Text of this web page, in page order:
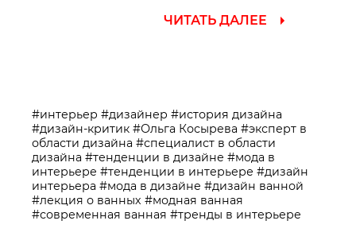
ЧИТАТЬ ДАЛЕЕ
#интерьер #дизайнер #история дизайна
#дизайн-критик #Ольга Косырева #эксперт в
области дизайна #специалист в области
дизайна #тенденции в дизайне #мода в
интерьере #тенденции в интерьере #дизайн
интерьера #мода в дизайне #дизайн ванной
#лекция о ванных #модная ванная
#современная ванная #тренды в интерьере